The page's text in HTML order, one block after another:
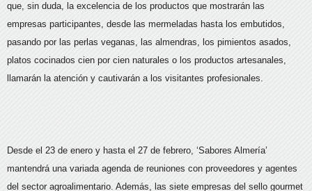
que, sin duda, la excelencia de los productos que mostrarán las
empresas participantes, desde las mermeladas hasta los embutidos,
pasando por las perlas veganas, las almendras, los pimientos asados,
platos cocinados cien por cien naturales o los productos artesanales,
llamarán la atención y cautivarán a los visitantes profesionales.
Desde el 23 de enero y hasta el 27 de febrero, ‘Sabores Almería’
mantendrá una variada agenda de reuniones con proveedores y agentes
del sector agroalimentario. Además, las siete empresas del sello gourmet